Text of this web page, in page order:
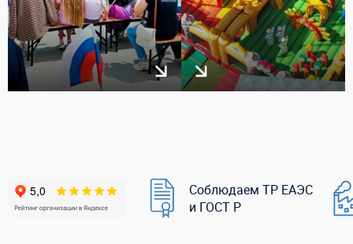
Соблюдаем ТР ЕАЭС
и ГОСТ Р